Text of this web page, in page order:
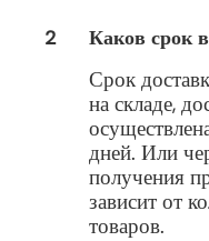
2 Каков срок
Срок
на складе,
дней. Или
получения
зависит от
товаров.